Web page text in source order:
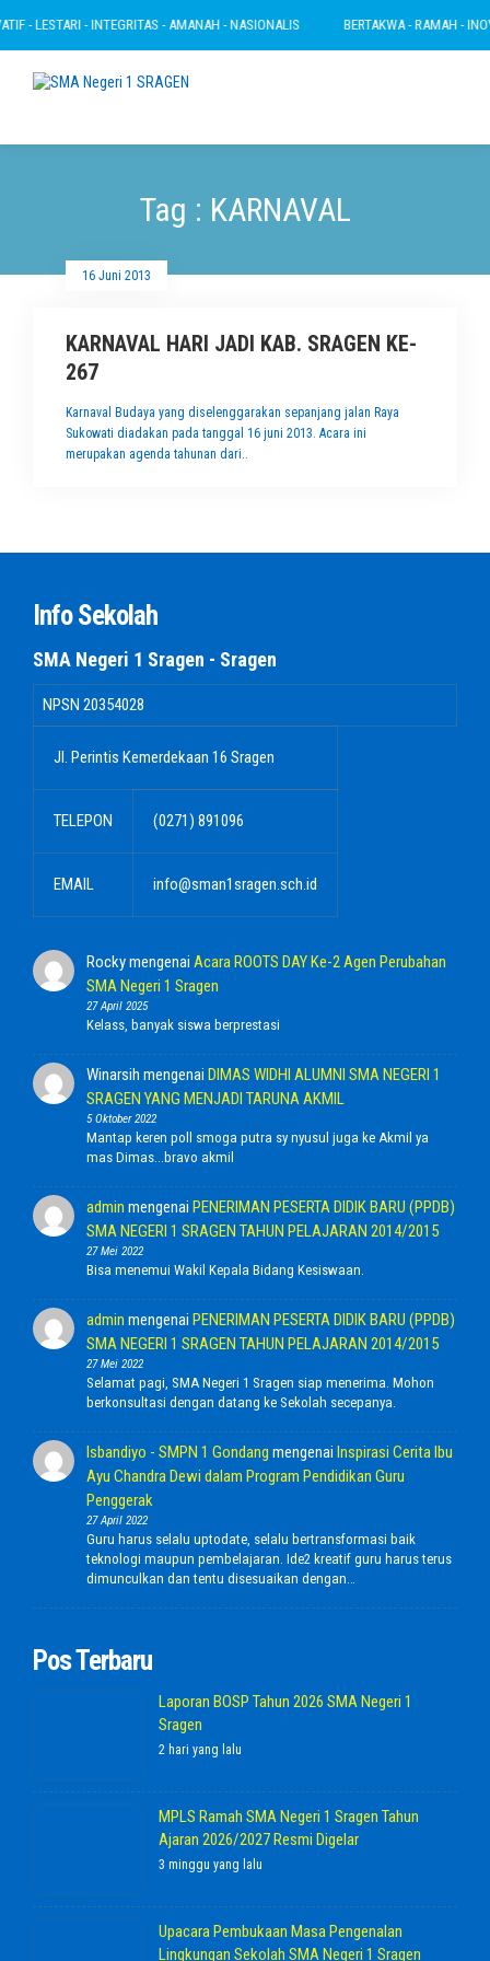
- LESTARI - INTEGRITAS - AMANAH - NASIONALIS BERTAKWA - RAMAH -
Tag : KARNAVAL
16 Juni 2013
KARNAVAL HARI JADI KAB. SRAGEN KE-
267
Karnaval Budaya yang diselenggarakan sepanjang jalan Raya
Sukowati diadakan pada tanggal 16 juni 2013. Acara ini
merupakan agenda tahunan dari..
Info Sekolah
SMA Negeri 1 Sragen - Sragen
NPSN 20354028
Jl. Perintis Kemerdekaan 16 Sragen
TELEPON (0271) 891096
EMAIL info@sman1sragen.sch.id
Rockymengenai Acara ROOTS DAY Ke-2 Agen Perubahan
SMA Negeri 1 Sragen
27 April 2025
Kelass, banyak siswa berprestasi
Winarsih mengenai DIMAS WIDHI ALUMNI SMA NEGERI 1
SRAGEN YANG MENJADI TARUNA AKMIL
5 Oktober 2022
Mantap keren poll smoga putra sy nyusul juga ke Akmil ya
mas Dimas...bravo akmil
admin mengenai PENERIMAN PESERTA DIDIK BARU (PPDB)
SMA NEGERI 1 SRAGEN TAHUN PELAJARAN 2014/2015
27 Mei 2022
Bisa menemui Wakil Kepala Bidang Kesiswaan.
admin mengenai PENERIMAN PESERTA DIDIK BARU (PPDB)
SMA NEGERI 1 SRAGEN TAHUN PELAJARAN 2014/2015
27 Mei 2022
Selamat pagi, SMA Negeri 1 Sragen siap menerima. Mohon
berkonsultasi dengan datang ke Sekolah secepanya.
Isbandiyo - SMPN 1 Gondang mengenai Inspirasi Cerita Ibu
Ayu Chandra Dewi dalam Program Pendidikan Guru
Penggerak
27 April 2022
Guru harus selalu uptodate, selalu bertransformasi baik
teknologi maupun pembelajaran. Ide2 kreatif guru harus terus
dimunculkan dan tentu disesuaikan dengan…
Pos Terbaru
Laporan BOSP Tahun 2026 SMA Negeri 1
Sragen
2 hari yang lalu
MPLS Ramah SMA Negeri 1 Sragen Tahun
Ajaran 2026/2027 Resmi Digelar
3 minggu yang lalu
Upacara Pembukaan Masa Pengenalan
Lingkungan Sekolah SMA Negeri 1 Sragen